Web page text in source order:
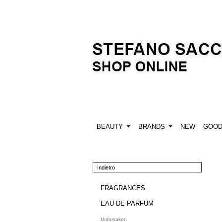
BEAUTY BRANDS NEW
Indietro
FRAGRANCES
EAU DE PARFUM
Unforsaken